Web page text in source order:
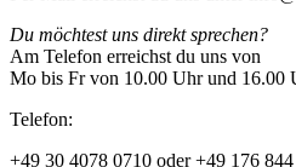
Du möchtest uns direkt sprechen?
Am Telefon erreichst du uns von
Mo bis Fr von 10.00 Uhr und 16.00
Telefon:
+49 30 4078 0710 oder +49 176